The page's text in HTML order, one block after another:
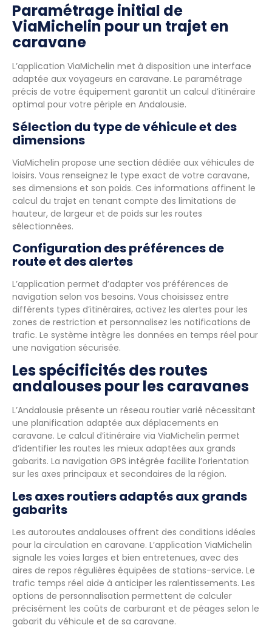
Paramétrage initial de
ViaMichelin pour un trajet en
caravane
L’application ViaMichelin met à disposition une interface
adaptée aux voyageurs en caravane. Le paramétrage
précis de votre équipement garantit un calcul d’itinéraire
optimal pour votre périple en Andalousie.
Sélection du type de véhicule et des
dimensions
ViaMichelin propose une section dédiée aux véhicules de
loisirs. Vous renseignez le type exact de votre caravane,
ses dimensions et son poids. Ces informations affinent le
calcul du trajet en tenant compte des limitations de
hauteur, de largeur et de poids sur les routes
sélectionnées.
Configuration des préférences de
route et des alertes
L’application permet d’adapter vos préférences de
navigation selon vos besoins. Vous choisissez entre
différents types d’itinéraires, activez les alertes pour les
zones de restriction et personnalisez les notifications de
trafic. Le système intègre les données en temps réel pour
une navigation sécurisée.
Les spécificités des routes
andalouses pour les caravanes
L’Andalousie présente un réseau routier varié nécessitant
une planification adaptée aux déplacements en
caravane. Le calcul d’itinéraire via ViaMichelin permet
d’identifier les routes les mieux adaptées aux grands
gabarits. La navigation GPS intégrée facilite l’orientation
sur les axes principaux et secondaires de la région.
Les axes routiers adaptés aux grands
gabarits
Les autoroutes andalouses offrent des conditions idéales
pour la circulation en caravane. L’application ViaMichelin
signale les voies larges et bien entretenues, avec des
aires de repos régulières équipées de stations-service. Le
trafic temps réel aide à anticiper les ralentissements. Les
options de personnalisation permettent de calculer
précisément les coûts de carburant et de péages selon le
gabarit du véhicule et de sa caravane.